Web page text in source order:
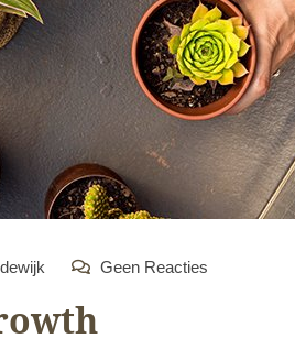
Geen Reacties